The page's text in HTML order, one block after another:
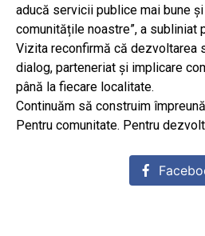
aducă servicii publice mai bune
comunitățile noastre”, a subliniat
Vizita reconfirmă că dezvoltarea
dialog, parteneriat și implicare
până la fiecare localitate.
Continuăm să construim
Pentru comunitate. Pentru